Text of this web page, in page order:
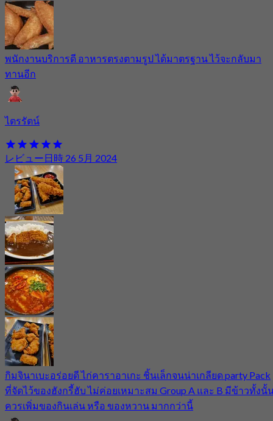
พนักงานบริการดี อาหารตรงตามรูป ได้มาตรฐาน ไว้จะกลับมา
ทานอีก
ไตรรัตน์
レビュー日時 26 5月 2024
กิมจินาเบะอร่อยดี ไก่คาราอาเกะ ชิ้นเล็กจนน่าเกลียด party Pack
ที่จัดไว้ของฮังกรี้ฮับ ไม่ค่อยเหมาะสม Group A และ B มีข้าวทั้งนั้
ควรเพิ่มของกินเล่น หรือ ของหวาน มากกว่านี้